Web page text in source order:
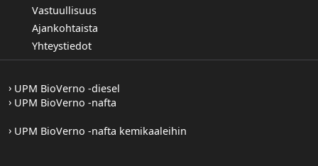
Vastuullisuus
Ajankohtaista
Yhteystiedot
UPM BioVerno -diesel
UPM BioVerno -nafta
UPM BioVerno -nafta kemikaaleihin